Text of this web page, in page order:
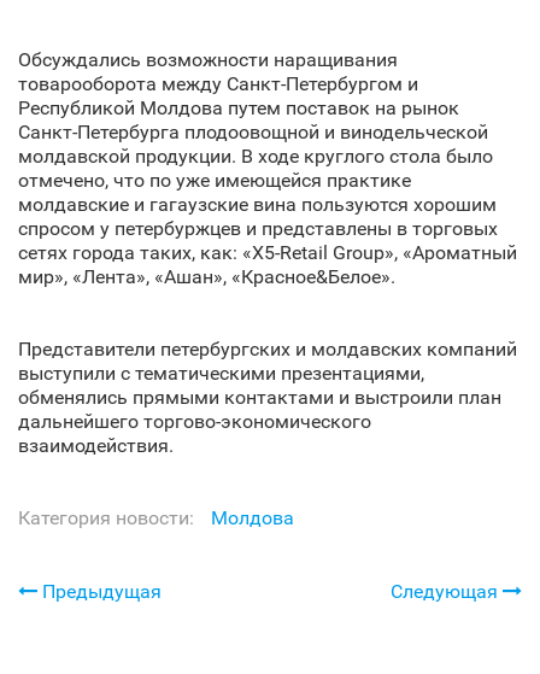
Обсуждались возможности наращивания
товарооборота между Санкт‑Петербургом и
Республикой Молдова путем поставок на рынок
Санкт‑Петербурга плодоовощной и винодельческой
молдавской продукции. В ходе круглого стола было
отмечено, что по уже имеющейся практике
молдавские и гагаузские вина пользуются хорошим
спросом у петербуржцев и представлены в торговых
сетях города таких, как: «X5-Retail Group», «Ароматный
мир», «Лента», «Ашан», «Красное&Белое».
Представители петербургских и молдавских компаний
выступили с тематическими презентациями,
обменялись прямыми контактами и выстроили план
дальнейшего торгово-экономического
взаимодействия.
Категория новости: Молдова
Предыдущая Следующая